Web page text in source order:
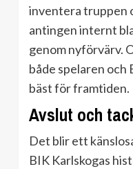
inventera truppen
antingen internt
genom nyförvärv.
både spelaren och
bäst för framtiden.
Avslut och
Det blir ett
BIK Karlskogas